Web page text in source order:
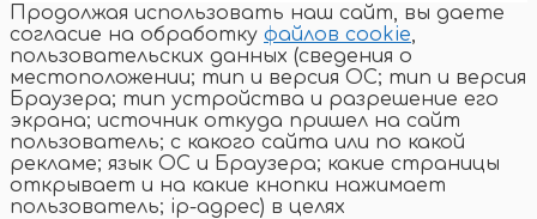
Продолжая использовать наш сайт, вы даете
согласие на обработку файлов cookie,
пользовательских данных (сведения о
местоположении; тип и версия ОС; тип и версия
Браузера; тип устройства и разрешение его
экрана; источник откуда пришел на сайт
пользователь; с какого сайта или по какой
рекламе; язык ОС и Браузера; какие страницы
открывает и на какие кнопки нажимает
пользователь; ip-адрес) в целях